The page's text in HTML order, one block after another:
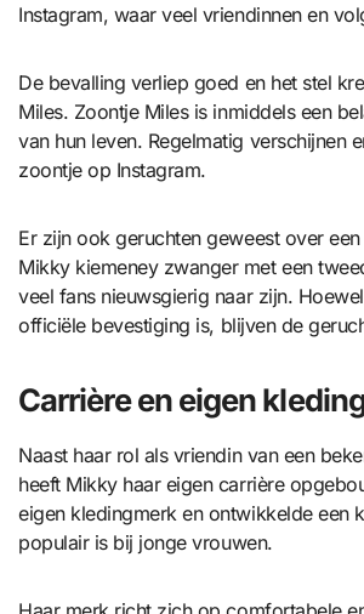
Instagram, waar veel vriendinnen en
De bevalling verliep goed en het stel
Miles. Zoontje Miles is inmiddels een
van hun leven. Regelmatig verschijnen
zoontje op Instagram.
Er zijn ook geruchten geweest over
Mikky kiemeney zwanger met een
veel fans nieuwsgierig naar zijn.
officiële bevestiging is, blijven de
Carrière en eigen
Naast haar rol als vriendin van een
heeft Mikky haar eigen carrière
eigen kledingmerk en ontwikkelde een
populair is bij jonge vrouwen.